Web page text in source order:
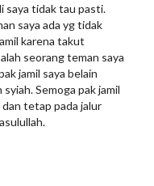
saya tidak tau pasti.
saya ada yg tidak
karena takut
seorang teman saya
jamil saya belain
Semoga pak jamil
tetap pada jalur